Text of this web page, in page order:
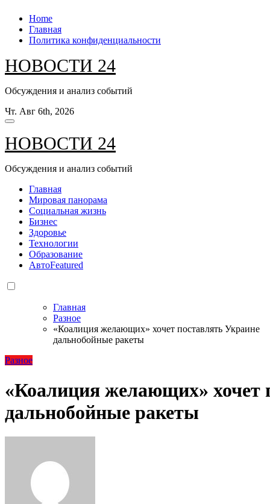
Перейти
содержанию
Home
Главная
Политика конфиденциальности
НОВОСТИ 24
Обсуждения и анализ событий
Чт. Авг 6th, 2026
НОВОСТИ 24
Обсуждения и анализ событий
Главная
Мировая панорама
Социальная жизнь
Бизнес
Здоровье
Технологии
Образование
АвтоFeatured
Главная
Разное
«Коалиция желающих» хочет поставлять Украине
дальнобойные ракеты
Разное
«Коалиция желающих» хочет
дальнобойные ракеты